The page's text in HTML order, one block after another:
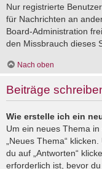
Nur registrierte
für Nachrichten an
Board-Administration
den Missbrauch dieses
Nach oben
Beiträge
Wie erstelle ich ein
Um ein neues Thema
„Neues Thema“
du auf „Antworten“
erforderlich ist, bevor